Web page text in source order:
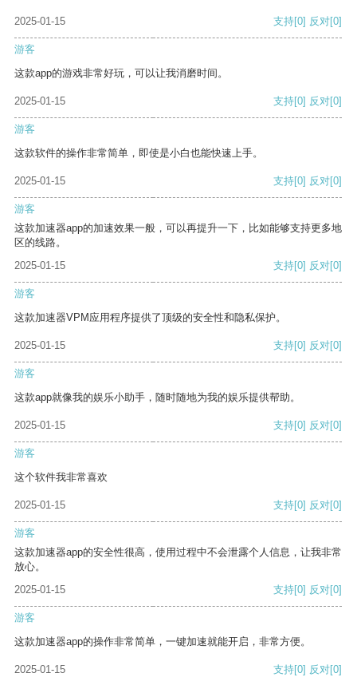
2025-01-15 支持[0] 反对[0]
游客
这款app的游戏非常好玩，可以让我消磨时间。
2025-01-15 支持[0] 反对[0]
游客
这款软件的操作非常简单，即使是小白也能快速上手。
2025-01-15 支持[0] 反对[0]
游客
这款加速器app的加速效果一般，可以再提升一下，比如能够支持更多地
区的线路。
2025-01-15
支持[0] 反对[0]
游客
这款加速器VPM应用程序提供了顶级的安全性和隐私保护。
2025-01-15 支持[0] 反对[0]
游客
这款app就像我的娱乐小助手，随时随地为我的娱乐提供帮助。
2025-01-15 支持[0] 反对[0]
游客
这个软件我非常喜欢
2025-01-15 支持[0] 反对[0]
游客
这款加速器app的安全性很高，使用过程中不会泄露个人信息，让我非常
放心。
2025-01-15
支持[0] 反对[0]
游客
这款加速器app的操作非常简单，一键加速就能开启，非常方便。
2025-01-15 支持[0] 反对[0]